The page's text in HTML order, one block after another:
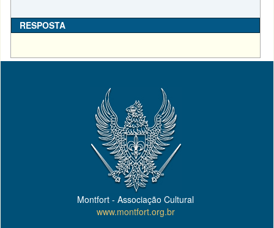
RESPOSTA
Montfort - Associação Cultural
www.montfort.org.br